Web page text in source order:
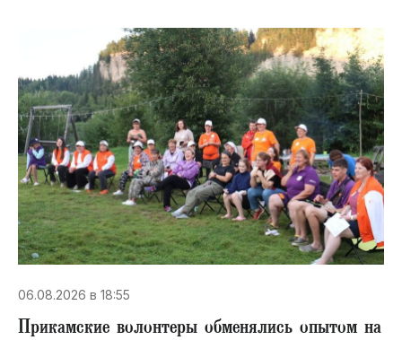
06.08.2026 в 18:55
Прикамские волонтеры обменялись опытом на